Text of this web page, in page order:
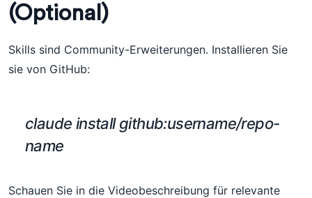
(Optional)
Skills sind Community-Erweiterungen. Installieren Sie
sie von GitHub:
claude install github:username/repo-
name
Schauen Sie in die Videobeschreibung für relevante